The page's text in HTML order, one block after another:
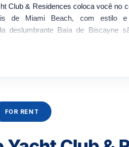
Club & Residences coloca você no
​​de Miami Beach, com estilo
deslumbrante Baía de Biscayne
em granito e eletrodomésticos
diariamente com alugueis
nao oferecer aluguel para
FOR RENT